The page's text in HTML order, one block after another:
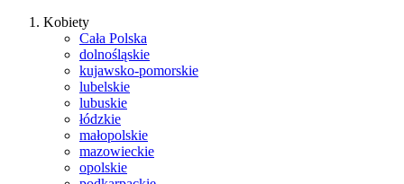
Kobiety
Cała Polska
dolnośląskie
kujawsko-pomorskie
lubelskie
lubuskie
łódzkie
małopolskie
mazowieckie
opolskie